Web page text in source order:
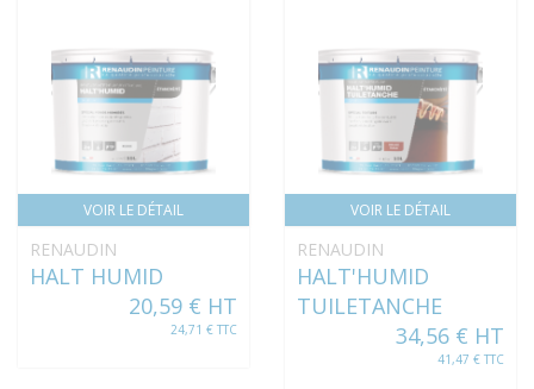
VOIR LE DÉTAIL
RENAUDIN
HALT HUMID
20,59 € HT
24,71 € TTC
VOIR LE DÉTAIL
RENAUDIN
HALT'HUMID
TUILETANCHE
34,56 € HT
41,47 € TTC